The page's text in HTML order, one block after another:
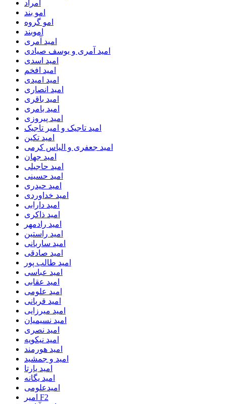
امراد
امو بند
امو گروه
اموبند
امید آمری
امید آمری و یوسف صیادی
امید اسدی
امید افخم
امید امیدی
امید انصاری
امید باقری
امید بامری
امید پیروزی
امید تاجیک و امیر تاجیک
امید تکین
امید جعفری و الیاس کرمی
امید جهان
امید حاجیلی
امید حسینی
امید حیدری
امید خداوردی
امید دارابی
امید ذاکری
امید رادمهر
امید راستین
امید ساربانی
امید صادقی
امید طالب پور
امید عباسی
امید عقابی
امید علومی
امید قربانی
امید میرزایی
امید نسیمیان
امید نصری
امید نیکویه
امید هورمند
امید و جمشید
امید یارتا
امید یگانه
امیدعلومی
امیر F2